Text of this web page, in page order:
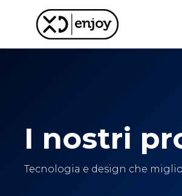
I nostri
Tecnologia e design che